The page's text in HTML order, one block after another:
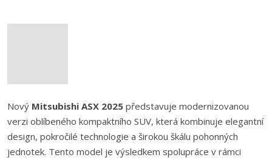
Nový Mitsubishi ASX 2025 představuje modernizovanou
verzi oblíbeného kompaktního SUV, která kombinuje elegantní
design, pokročilé technologie a širokou škálu pohonných
jednotek. Tento model je výsledkem spolupráce v rámci